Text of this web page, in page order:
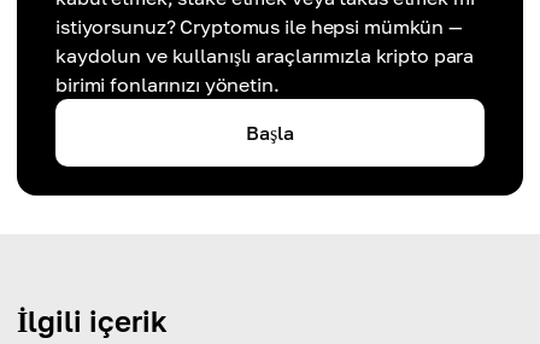
istiyorsunuz? Cryptomus ile hepsi mümkün —
kaydolun ve kullanışlı araçlarımızla kripto para
birimi fonlarınızı yönetin.
Başla
İlgili içerik